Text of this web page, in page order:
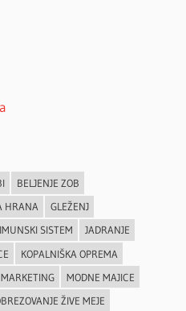
BELJENJE ZOB
HRANA
GLEŽENJ
IMUNSKI SISTEM
JADRANJE
KOPALNIŠKA OPREMA
MARKETING
MODNE MAJICE
ŽIVE MEJE